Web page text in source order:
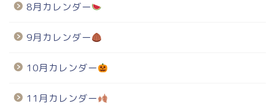
8月カレンダー
9月カレンダー
10月カレンダー
11月カレンダー